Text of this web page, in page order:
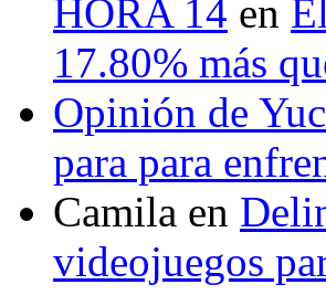
HORA 14 en
17.80% más
Opinión de
para para
Camila en
videojuegos